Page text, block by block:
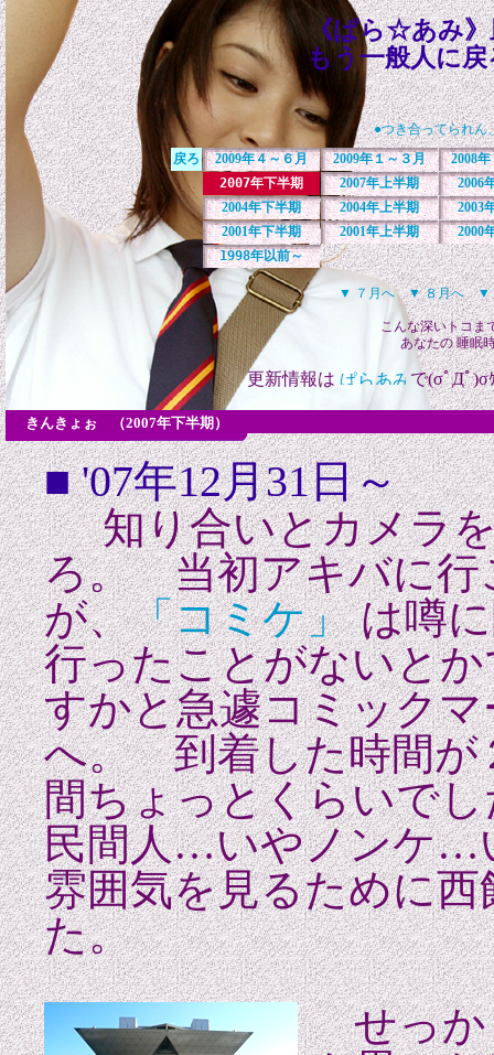
《ぱら☆あみ》
もう一般人に
●つき合ってられん
戻ろ
2009年４～６月 2009年１～３月
2008
2007年下半期
2007年上半期
2006
2004年下半期
2004年上半期
2003
2001年下半期
2001年上半期
2000
1998年以前～
▼ ７月へ ▼ ８月へ ▼
こんな深いトコ
あなたの 睡眠
更新情報は で(σﾟДﾟ)σ
きんきょぉ （2007年下半期）
■ '07年12月31日～
知り合いとカメラ
ろ。 当初アキバに行
が、「コミケ」は噂
行ったことがないと
すかと急遽コミック
へ。 到着した時間が
間ちょっとくらいで
民間人…いやノンケ…
雰囲気を見るために
た。
せっか